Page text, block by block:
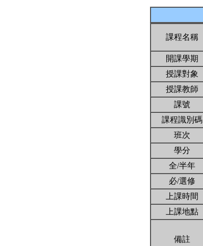
課程名稱
開課學期
授課對象
授課教師
課號
課程識別碼
班次
學分
全/半年
必/選修
上課時間
上課地點
備註